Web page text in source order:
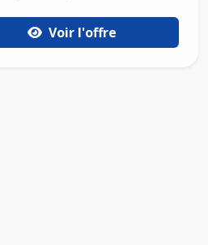
Voir l'offre